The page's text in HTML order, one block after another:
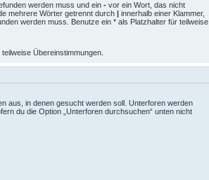
werden muss und ein - vor ein Wort, das nicht
mehrere Wörter getrennt durch | innerhalb einer Klammer,
werden muss. Benutze ein * als Platzhalter für teilweise
Übereinstimmungen.
aus, in denen gesucht werden soll. Unterforen werden
du die Option „Unterforen durchsuchen“ unten nicht